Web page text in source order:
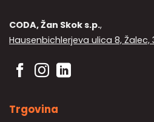
CODA, Žan Skok s.p.,
Hausenbichlerjeva ulica 8, Žalec,
Trgovina